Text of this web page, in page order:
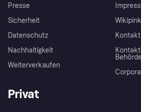
Presse
Sicherheit
Datenschutz
Nachhaltigkeit
Weiterverkaufen
Wikipink
Kontakt
Privat